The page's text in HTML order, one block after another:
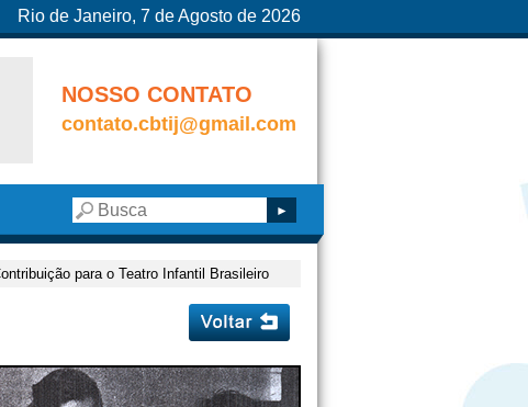
Rio de Janeiro, 7 de Agosto de 2026
NOSSO CONTATO
contato.cbtij@gmail.com
para o Teatro Infantil Brasileiro